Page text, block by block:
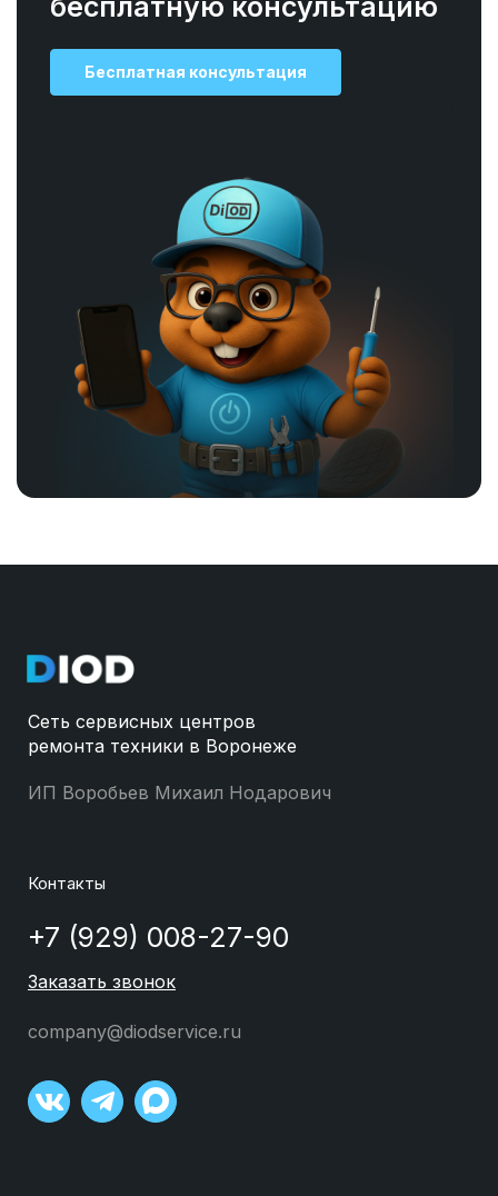
бесплатную консультацию
Бесплатная консультация
Сеть сервисных центров
ремонта техники в Воронеже
ИП Воробьев Михаил Нодарович
Контакты
+7 (929) 008-27-90
Заказать звонок
company@diodservice.ru